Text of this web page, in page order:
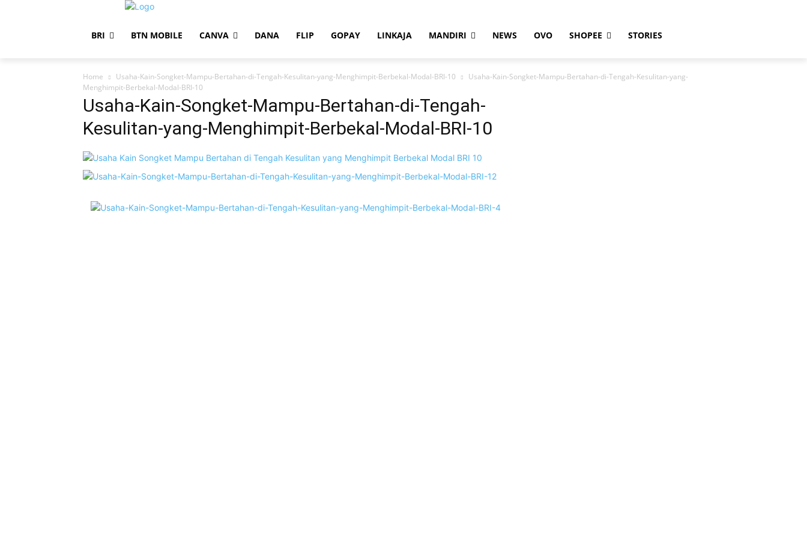
BRI BTN MOBILE CANVA DANA FLIP GOPAY LINKAJA MANDIRI NEWS OVO SHOPEE STORIES
Home Usaha-Kain-Songket-Mampu-Bertahan-di-Tengah-Kesulitan-yang-Menghimpit-Berbekal-Modal-BRI-10
Usaha-Kain-Songket-Mampu-Bertahan-di-Tengah-Kesulitan-yang-
Menghimpit-Berbekal-Modal-BRI-10
Usaha-Kain-Songket-Mampu-Bertahan-di-Tengah-
Kesulitan-yang-Menghimpit-Berbekal-Modal-BRI-10